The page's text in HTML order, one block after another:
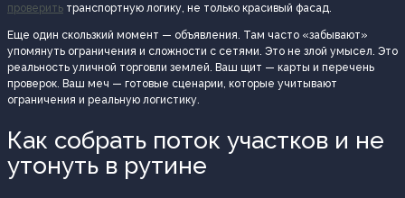
проверить транспортную логику, не только красивый фасад.
Еще один скользкий момент — объявления. Там часто «забывают»
упомянуть ограничения и сложности с сетями. Это не злой умысел. Это
реальность уличной торговли землей. Ваш щит — карты и перечень
проверок. Ваш меч — готовые сценарии, которые учитывают
ограничения и реальную логистику.
Как собрать поток участков и не
утонуть в рутине